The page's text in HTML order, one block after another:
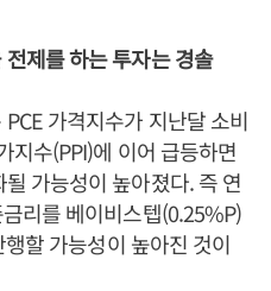
제를 하는 투자는 경솔
가격지수가 지난달 소비
지수(PPI)에 이어 급등하면
가능성이 높아졌다. 즉 연
리를 베이비스텝(0.25%P)
할 가능성이 높아진 것이